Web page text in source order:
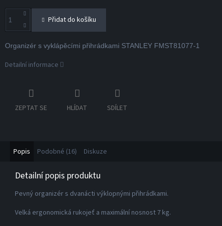
Přidat do košíku
Organizér s vyklápěcími přihrádkami STANLEY FMST81077-1
Detailní informace
ZEPTAT SE HLÍDAT SDÍLET
Popis Podobné (16) Diskuze
Detailní popis produktu
Pevný organizér s dvanácti výklopnými přihrádkami.
Velká ergonomická rukojeť a maximální nosnost 7 kg.